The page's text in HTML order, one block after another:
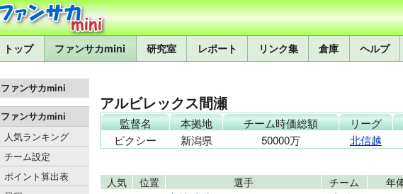
トップ ファンサカmini 研究室 レポート リンク集 倉庫 ヘルプ
ファンサカmini
ファンサカmini
人気ランキング
チーム設定
ポイント算出表
アルビレックス間瀬
監督名 本拠地 チーム時価総額 リーグ
ピクシー
新潟県 50000万 北信越
人気 位置 選手 チーム 年